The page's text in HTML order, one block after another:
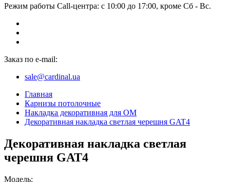
Режим работы Call-центра: с 10:00 до 17:00, кроме Сб - Вс.
Заказ по e-mail:
sale@cardinal.ua
Главная
Карнизы потолочные
Накладка декоративная для ОМ
Декоративная накладка светлая черешня GAT4
Декоративная накладка светлая
черешня GAT4
Модель: